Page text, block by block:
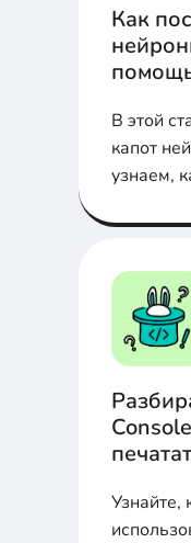
Как
В этой
капот
узнаем,
Узнайте,